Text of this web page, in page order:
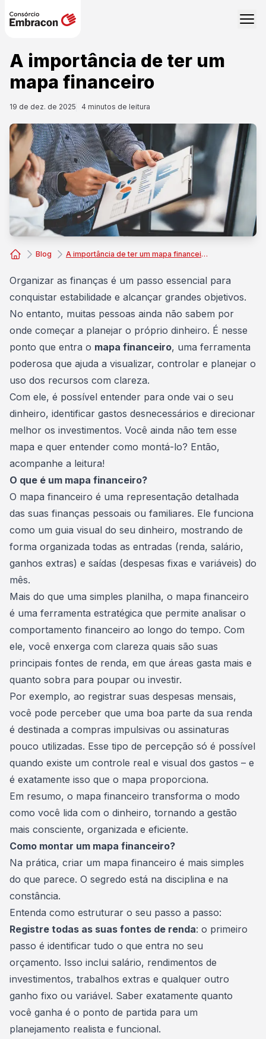
A importância de ter um
mapa financeiro
19 de dez. de 2025 4 minutos de leitura
Blog A importância de ter um mapa financeiro
Organizar as finanças é um passo essencial para
conquistar estabilidade e alcançar grandes objetivos.
No entanto, muitas pessoas ainda não sabem por
onde começar a planejar o próprio dinheiro. É nesse
ponto que entra o mapa financeiro, uma ferramenta
poderosa que ajuda a visualizar, controlar e planejar o
uso dos recursos com clareza.
Com ele, é possível entender para onde vai o seu
dinheiro, identificar gastos desnecessários e direcionar
melhor os investimentos. Você ainda não tem esse
mapa e quer entender como montá-lo? Então,
acompanhe a leitura!
O que é um mapa financeiro?
O mapa financeiro é uma representação detalhada
das suas finanças pessoais ou familiares. Ele funciona
como um guia visual do seu dinheiro, mostrando de
forma organizada todas as entradas (renda, salário,
ganhos extras) e saídas (despesas fixas e variáveis) do
mês.
Mais do que uma simples planilha, o mapa financeiro
é uma ferramenta estratégica que permite analisar o
comportamento financeiro ao longo do tempo. Com
ele, você enxerga com clareza quais são suas
principais fontes de renda, em que áreas gasta mais e
quanto sobra para poupar ou investir.
Por exemplo, ao registrar suas despesas mensais,
você pode perceber que uma boa parte da sua renda
é destinada a compras impulsivas ou assinaturas
pouco utilizadas. Esse tipo de percepção só é possível
quando existe um controle real e visual dos gastos – e
é exatamente isso que o mapa proporciona.
Em resumo, o mapa financeiro transforma o modo
como você lida com o dinheiro, tornando a gestão
mais consciente, organizada e eficiente.
Como montar um mapa financeiro?
Na prática, criar um mapa financeiro é mais simples
do que parece. O segredo está na disciplina e na
constância.
Entenda como estruturar o seu passo a passo:
Registre todas as suas fontes de renda: o primeiro
passo é identificar tudo o que entra no seu
orçamento. Isso inclui salário, rendimentos de
investimentos, trabalhos extras e qualquer outro
ganho fixo ou variável. Saber exatamente quanto
você ganha é o ponto de partida para um
planejamento realista e funcional.